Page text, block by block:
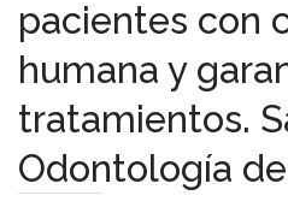
pacientes con
humana y
tratamientos.
Odontología